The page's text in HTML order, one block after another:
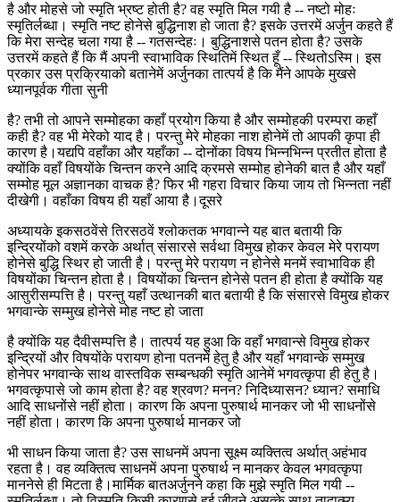
है और मोहसे जो स्मृति भ्रष्ट होती है? वह स्मृति मिल गयी है -- नष्टो मोहः
स्मृतिर्लब्धा। स्मृति नष्ट होनेसे बुद्धिनाश हो जाता है? इसके उत्तरमें अर्जुन कहते हैं
कि मेरा सन्देह चला गया है -- गतसन्देहः। बुद्धिनाशसे पतन होता है? उसके
उत्तरमें कहते हैं कि मैं अपनी स्वाभाविक स्थितिमें स्थित हूँ -- स्थितोऽस्मि। इस
प्रकार उस प्रक्रियाको बतानेमें अर्जुनका तात्पर्य है कि मैंने आपके मुखसे
ध्यानपूर्वक गीता सुनी
है? तभी तो आपने सम्मोहका कहाँ प्रयोग किया है और सम्मोहकी परम्परा कहाँ
कही है? वह भी मेरेको याद है। परन्तु मेरे मोहका नाश होनेमें तो आपकी कृपा ही
कारण है।यद्यपि वहाँका और यहाँका -- दोनोंका विषय भिन्नभिन्न प्रतीत होता है
क्योंकि वहाँ विषयोंके चिन्तन करने आदि क्रमसे सम्मोह होनेकी बात है और यहाँ
सम्मोह मूल अज्ञानका वाचक है? फिर भी गहरा विचार किया जाय तो भिन्नता नहीं
दीखेगी। वहाँका विषय ही यहाँ आया है।दूसरे
अध्यायके इकसठवेंसे तिरसठवें श्लोकतक भगवान्ने यह बात बतायी कि
इन्द्रियोंको वशमें करके अर्थात् संसारसे सर्वथा विमुख होकर केवल मेरे परायण
होनेसे बुद्धि स्थिर हो जाती है। परन्तु मेरे परायण न होनेसे मनमें स्वाभाविक ही
विषयोंका चिन्तन होता है। विषयोंका चिन्तन होनेसे पतन ही होता है क्योंकि यह
आसुरीसम्पत्ति है। परन्तु यहाँ उत्थानकी बात बतायी है कि संसारसे विमुख होकर
भगवान्के सम्मुख होनेसे मोह नष्ट हो जाता
है क्योंकि यह दैवीसम्पत्ति है। तात्पर्य यह हुआ कि वहाँ भगवान्से विमुख होकर
इन्द्रियों और विषयोंके परायण होना पतनमें हेतु है और यहाँ भगवान्के सम्मुख
होनेपर भगवान्के साथ वास्तविक सम्बन्धकी स्मृति आनेमें भगवत्कृपा ही हेतु है।
भगवत्कृपासे जो काम होता है? वह श्रवण? मनन? निदिध्यासन? ध्यान? समाधि
आदि साधनोंसे नहीं होता। कारण कि अपना पुरुषार्थ मानकर जो भी साधनोंसे
नहीं होता। कारण कि अपना पुरुषार्थ मानकर जो
भी साधन किया जाता है? उस साधनमें अपना सूक्ष्म व्यक्तित्व अर्थात् अहंभाव
रहता है। वह व्यक्तित्व साधनमें अपना पुरुषार्थ न मानकर केवल भगवत्कृपा
माननेसे ही मिटता है।मार्मिक बातअर्जुनने कहा कि मुझे स्मृति मिल गयी --